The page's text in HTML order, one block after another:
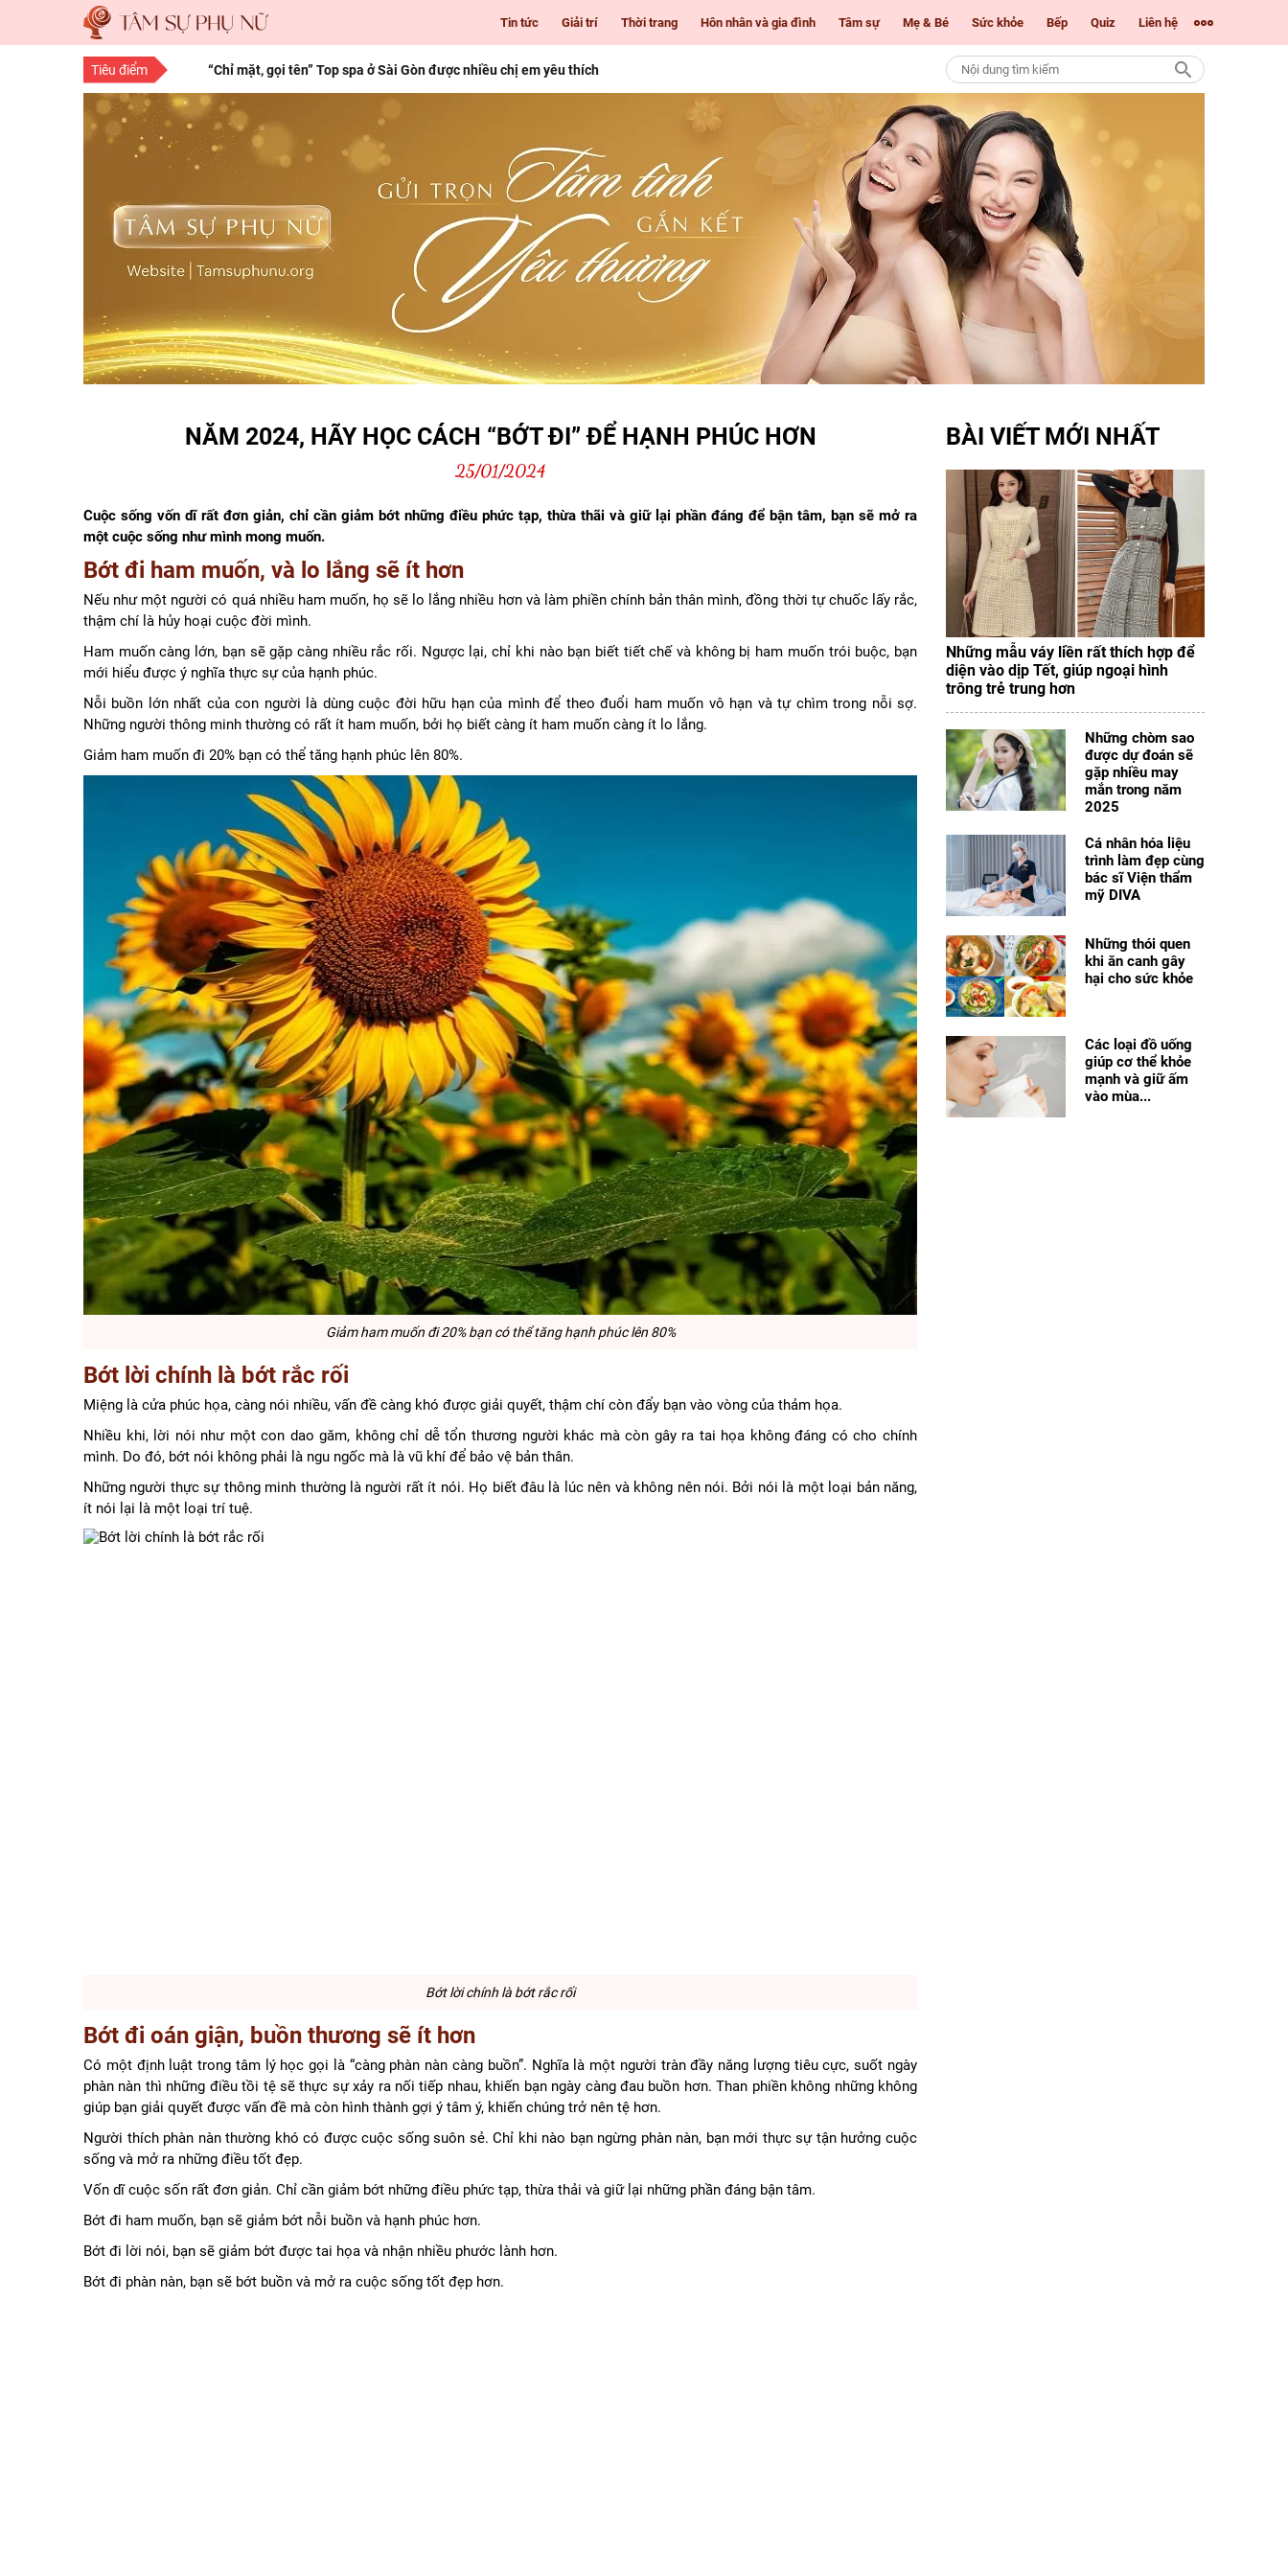
Tin tức Giải trí Thời trang Hôn nhân và gia đình Tâm sự Mẹ & Bé Sức khỏe Bếp Quiz Liên hệ
Tiêu điểm
“Chỉ mặt, gọi tên” Top spa ở Sài Gòn được nhiều chị em yêu thích
10 bí quyết làm đẹp cho nàng mọi độ tuổi
15 bí quyết làm đẹp da mặt từ thiên nhiên giúp nàng luôn tươi trẻ
NĂM 2024, HÃY HỌC CÁCH “BỚT ĐI” ĐỂ HẠNH PHÚC HƠN
25/01/2024
Cuộc sống vốn dĩ rất đơn giản, chỉ cần giảm bớt những điều phức tạp, thừa thãi và giữ lại phần đáng để bận tâm, bạn sẽ mở ra
một cuộc sống như mình mong muốn.
Bớt đi ham muốn, và lo lắng sẽ ít hơn
Nếu như một người có quá nhiều ham muốn, họ sẽ lo lắng nhiều hơn và làm phiền chính bản thân mình, đồng thời tự chuốc lấy rắc,
thậm chí là hủy hoại cuộc đời mình.
Ham muốn càng lớn, bạn sẽ gặp càng nhiều rắc rối. Ngược lại, chỉ khi nào bạn biết tiết chế và không bị ham muốn trói buộc, bạn
mới hiểu được ý nghĩa thực sự của hạnh phúc.
Nỗi buồn lớn nhất của con người là dùng cuộc đời hữu hạn của mình để theo đuổi ham muốn vô hạn và tự chìm trong nỗi sợ.
Những người thông minh thường có rất ít ham muốn, bởi họ biết càng ít ham muốn càng ít lo lắng.
Giảm ham muốn đi 20% bạn có thể tăng hạnh phúc lên 80%.
Giảm ham muốn đi 20% bạn có thể tăng hạnh phúc lên 80%
Bớt lời chính là bớt rắc rối
Miệng là cửa phúc họa, càng nói nhiều, vấn đề càng khó được giải quyết, thậm chí còn đẩy bạn vào vòng của thảm họa.
Nhiều khi, lời nói như một con dao găm, không chỉ dễ tổn thương người khác mà còn gây ra tai họa không đáng có cho chính
mình. Do đó, bớt nói không phải là ngu ngốc mà là vũ khí để bảo vệ bản thân.
Những người thực sự thông minh thường là người rất ít nói. Họ biết đâu là lúc nên và không nên nói. Bởi nói là một loại bản năng,
ít nói lại là một loại trí tuệ.
Bớt lời chính là bớt rắc rối
Bớt đi oán giận, buồn thương sẽ ít hơn
Có một định luật trong tâm lý học gọi là “càng phàn nàn càng buồn”. Nghĩa là một người tràn đầy năng lượng tiêu cực, suốt ngày
phàn nàn thì những điều tồi tệ sẽ thực sự xảy ra nối tiếp nhau, khiến bạn ngày càng đau buồn hơn. Than phiền không những không
giúp bạn giải quyết được vấn đề mà còn hình thành gợi ý tâm ý, khiến chúng trở nên tệ hơn.
Người thích phàn nàn thường khó có được cuộc sống suôn sẻ. Chỉ khi nào bạn ngừng phàn nàn, bạn mới thực sự tận hưởng cuộc
sống và mở ra những điều tốt đẹp.
Vốn dĩ cuộc sốn rất đơn giản. Chỉ cần giảm bớt những điều phức tạp, thừa thải và giữ lại những phần đáng bận tâm.
Bớt đi ham muốn, bạn sẽ giảm bớt nỗi buồn và hạnh phúc hơn.
Bớt đi lời nói, bạn sẽ giảm bớt được tai họa và nhận nhiều phước lành hơn.
Bớt đi phàn nàn, bạn sẽ bớt buồn và mở ra cuộc sống tốt đẹp hơn.
BÀI VIẾT MỚI NHẤT
Những mẫu váy liền rất thích hợp để
diện vào dịp Tết, giúp ngoại hình
trông trẻ trung hơn
Những chòm sao
được dự đoán sẽ
gặp nhiều may
mắn trong năm
2025
Cá nhân hóa liệu
trình làm đẹp cùng
bác sĩ Viện thẩm
mỹ DIVA
Những thói quen
khi ăn canh gây
hại cho sức khỏe
Các loại đồ uống
giúp cơ thể khỏe
mạnh và giữ ấm
vào mùa...